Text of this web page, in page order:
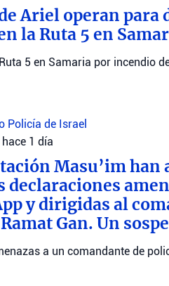
Ariel operan
la Ruta 5 en
5 en Samaria por incendio
Policía de Israel
hace 1 día
Masu’im han
y dirigidas al
Gan. Un
a un comandante de